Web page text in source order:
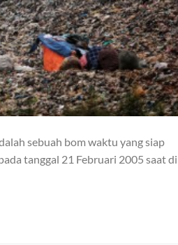
sebuah bom waktu yang siap
tanggal 21 Februari 2005 saat